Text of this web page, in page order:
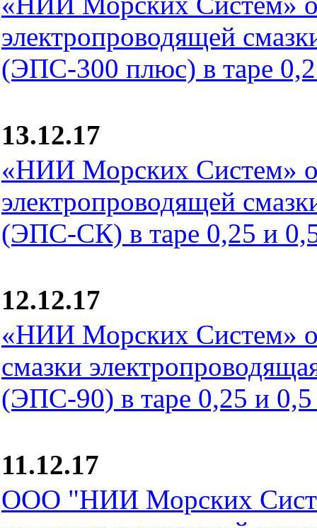
электропроводящей
(ЭПС-300 плюс) в таре
13.12.17
«НИИ Морских Систем»
электропроводящей
(ЭПС-СК) в таре 0,25 и
12.12.17
«НИИ Морских Систем»
смазки
(ЭПС-90) в таре 0,25 и 0,5
11.12.17
ООО "НИИ Морских